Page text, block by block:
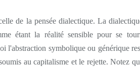
de la pensée dialectique. La
étant la réalité sensible pour se
l'abstraction symbolique ou générique
au capitalisme et le rejette. Notez